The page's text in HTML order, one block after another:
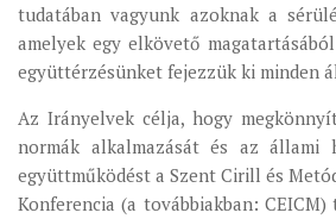
tudatában vagyunk azoknak a
amelyek egy elkövető
együttérzésünket fejezzük ki minden
Az Irányelvek célja, hogy
normák alkalmazását és az állami
együttműködést a Szent Cirill és
Konferencia (a továbbiakban: